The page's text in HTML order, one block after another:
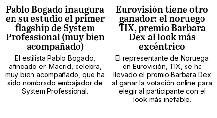
Pablo Bogado inaugura
en su estudio el primer
flagship de System
Professional (muy bien
acompañado)
El estilista Pablo Bogado,
afincado en Madrid, celebra,
muy bien acompañado, que ha
sido nombrado embajador de
System Professional.
Eurovisión tiene otro
ganador: el noruego
TIX, premio Barbara
Dex al look más
excéntrico
El representante de Noruega
en Eurovisión, TIX, se ha
llevado el premio Barbara Dex
al ganar la votación online para
elegir al participante con el
look más inefable.